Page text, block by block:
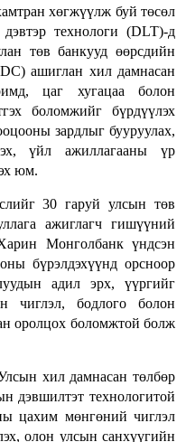
хөгжүүлж буй төсөл
технологи (DLT)-д
төв банкууд өөрсдийн
ашиглан хил дамнасан
цаг хугацаа болон
боломжийг бүрдүүлэх
зардлыг бууруулах,
үйл ажиллагааны үр
юм.
30 гаруй улсын төв
ажиглагч гишүүний
Монголбанк үндсэн
бүрэлдэхүүнд орсноор
адил эрх, үүргийг
чиглэл, бодлого болон
оролцох боломжтой болж
хил дамнасан төлбөр
дэвшилтэт технологитой
цахим мөнгөний чиглэл
олон улсын санхүүгийн